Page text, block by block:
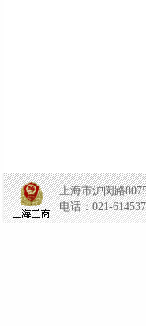
上海市沪闵路
电话：021-